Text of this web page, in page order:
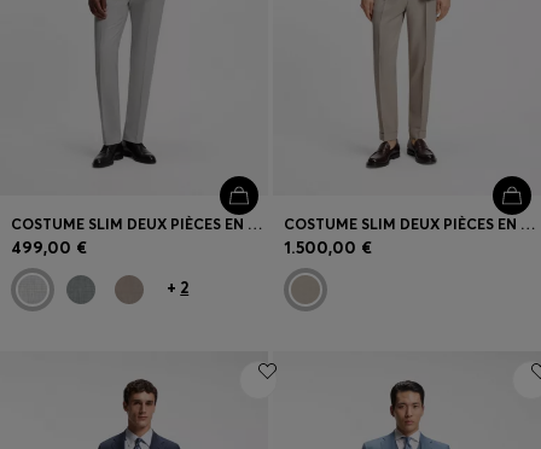
COSTUME SLIM DEUX PIÈCES EN LAINE VIERGE
499,00 €
+ 2
COSTUME SLIM DEUX PIÈCES EN MOHAIR ET SOIE
1.500,00 €